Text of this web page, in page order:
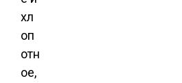
хл
оп
отн
ое,